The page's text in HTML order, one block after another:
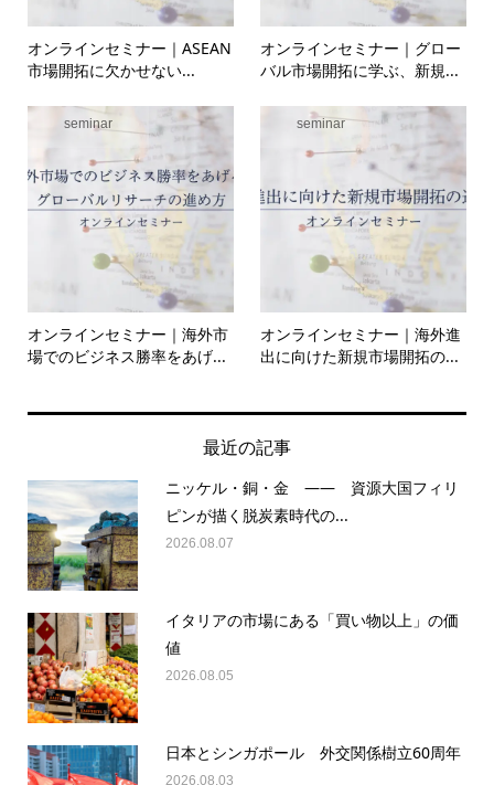
オンラインセミナー｜ASEAN
市場開拓に欠かせない...
オンラインセミナー｜グロー
バル市場開拓に学ぶ、新規...
seminar
オンラインセミナー｜海外市
場でのビジネス勝率をあげ...
seminar
オンラインセミナー｜海外進
出に向けた新規市場開拓の...
最近の記事
ニッケル・銅・金 —— 資源大国フィリ
ピンが描く脱炭素時代の...
2026.08.07
イタリアの市場にある「買い物以上」の価
値
2026.08.05
日本とシンガポール 外交関係樹立60周年
2026.08.03